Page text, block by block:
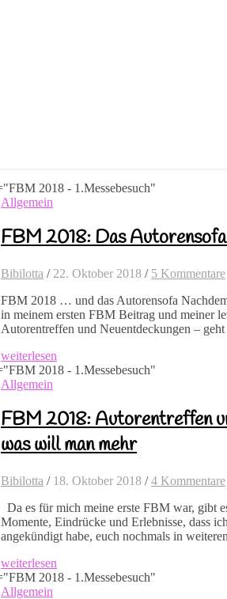
Allgemein
FBM 2018: Das
Bibilotta / 22. Oktober 2018 / 5 Kommentare
FBM 2018 … und das Autorensofa
in meinem ersten FBM Beitrag und meiner
Autorentreffen und Neuentdeckungen –
weiterlesen
Allgemein
FBM 2018: Autorentreffen
was will man mehr
Bibilotta / 18. Oktober 2018 / 4 Kommentare
Da es für mich meine erste FBM war, gibt
Momente, Eindrücke und Erlebnisse, dass
angekündigt habe, euch nochmals in
weiterlesen
Allgemein